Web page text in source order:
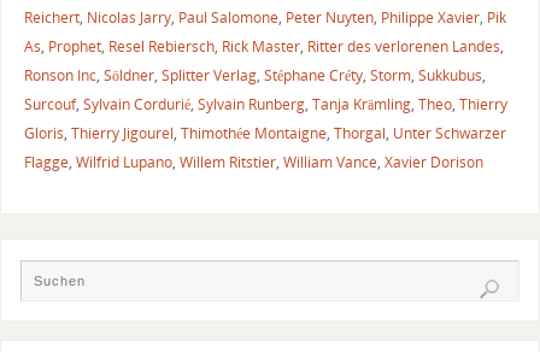
Reichert, Nicolas Jarry, Paul Salomone, Peter Nuyten, Philippe Xavier, Pik
As, Prophet, Resel Rebiersch, Rick Master, Ritter des verlorenen Landes,
Ronson Inc, Söldner, Splitter Verlag, Stéphane Créty, Storm, Sukkubus,
Surcouf, Sylvain Cordurié, Sylvain Runberg, Tanja Krämling, Theo, Thierry
Gloris, Thierry Jigourel, Thimothée Montaigne, Thorgal, Unter Schwarzer
Flagge, Wilfrid Lupano, Willem Ritstier, William Vance, Xavier Dorison